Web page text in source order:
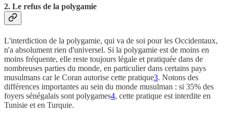
2. Le refus de la polygamie
L'interdiction de la polygamie, qui va de soi pour les Occidentaux,
n'a absolument rien d'universel. Si la polygamie est de moins en
moins fréquente, elle reste toujours légale et pratiquée dans de
nombreuses parties du monde, en particulier dans certains pays
musulmans car le Coran autorise cette pratique3. Notons des
différences importantes au sein du monde musulman : si 35% des
foyers sénégalais sont polygames4, cette pratique est interdite en
Tunisie et en Turquie.